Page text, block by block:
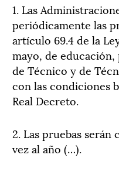
1. Las
periódicamente las
artículo 69.4 de la
mayo, de
de Técnico y de
con las condiciones
Real Decreto.
2. Las pruebas serán
vez al año (…).